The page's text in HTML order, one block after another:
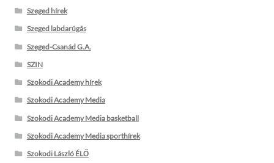
Szeged hírek
Szeged labdarúgás
Szeged-Csanád G.A.
SZIN
Szokodi Academy hírek
Szokodi Academy Media
Szokodi Academy Media basketball
Szokodi Academy Media sporthírek
Szokodi László ÉLŐ